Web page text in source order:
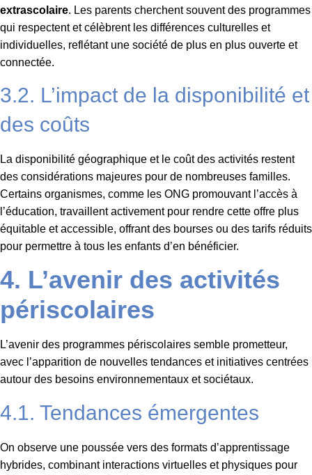
extrascolaire. Les parents cherchent souvent des programmes
qui respectent et célèbrent les différences culturelles et
individuelles, reflétant une société de plus en plus ouverte et
connectée.
3.2. L’impact de la disponibilité et
des coûts
La disponibilité géographique et le coût des activités restent
des considérations majeures pour de nombreuses familles.
Certains organismes, comme les ONG promouvant l’accès à
l’éducation, travaillent activement pour rendre cette offre plus
équitable et accessible, offrant des bourses ou des tarifs réduits
pour permettre à tous les enfants d’en bénéficier.
4. L’avenir des activités
périscolaires
L’avenir des programmes périscolaires semble prometteur,
avec l’apparition de nouvelles tendances et initiatives centrées
autour des besoins environnementaux et sociétaux.
4.1. Tendances émergentes
On observe une poussée vers des formats d’apprentissage
hybrides, combinant interactions virtuelles et physiques pour